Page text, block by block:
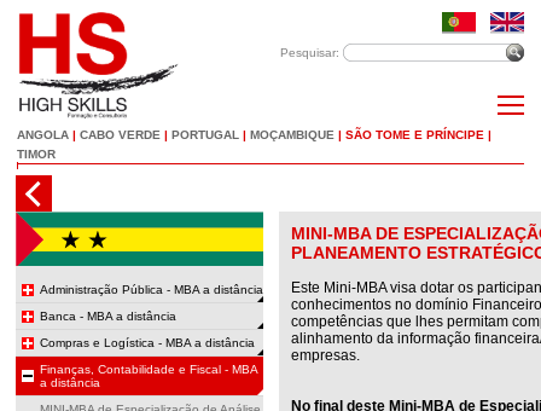
Pesquisar:
ANGOLA | CABO VERDE | PORTUGAL | MOÇAMBIQUE | SÃO TOME E PRÍNCIPE |
TIMOR
Administração Pública - MBA a distância
Banca - MBA a distância
Compras e Logística - MBA a distância
Finanças, Contabilidade e Fiscal - MBA
a distância
MINI-MBA DE
PLANEAMENTO
Este Mini-MBA visa dotar os
conhecimentos no domínio
competências que lhes permitam
alinhamento da informação
empresas.
No final deste Mini-MBA de